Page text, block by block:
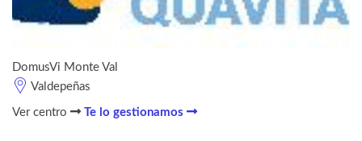
DomusVi Monte Val
Valdepeñas
Ver centro Te lo gestionamos